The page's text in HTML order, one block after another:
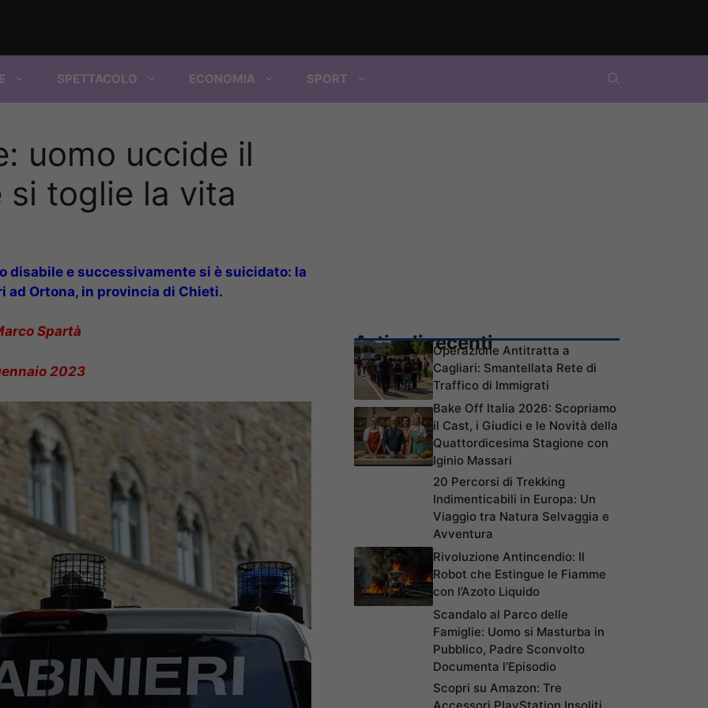
SPETTACOLO ECONOMIA SPORT
uomo uccide il
toglie la vita
disabile e successivamente si è suicidato: la
ad Ortona, in provincia di Chieti.
Spartà
2023
Articoli recentiOperazione Antitratta a
Cagliari: Smantellata Rete di
Traffico di Immigrati
Bake Off Italia 2026: Scopriamo
il Cast, i Giudici e le Novità della
Quattordicesima Stagione con
Iginio Massari
20 Percorsi di Trekking
Indimenticabili in Europa: Un
Viaggio tra Natura Selvaggia e
Avventura
Rivoluzione Antincendio: Il
Robot che Estingue le Fiamme
con l’Azoto Liquido
Scandalo al Parco delle
Famiglie: Uomo si Masturba in
Pubblico, Padre Sconvolto
Documenta l’Episodio
Scopri su Amazon: Tre
Accessori PlayStation Insoliti